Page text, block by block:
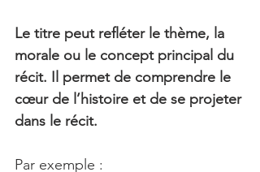
Le titre peut refléter le thème, la
morale ou le concept principal du
récit. Il permet de comprendre le
cœur de l’histoire et de se projeter
dans le récit.
Par exemple :